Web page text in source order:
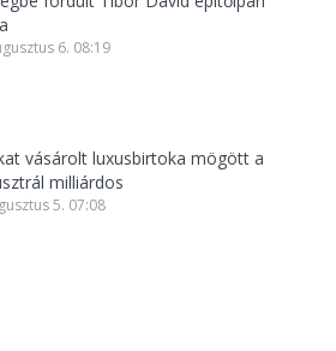
6. 08:19
vásárolt luxusbirtoka mögött a
milliárdos
5. 07:08